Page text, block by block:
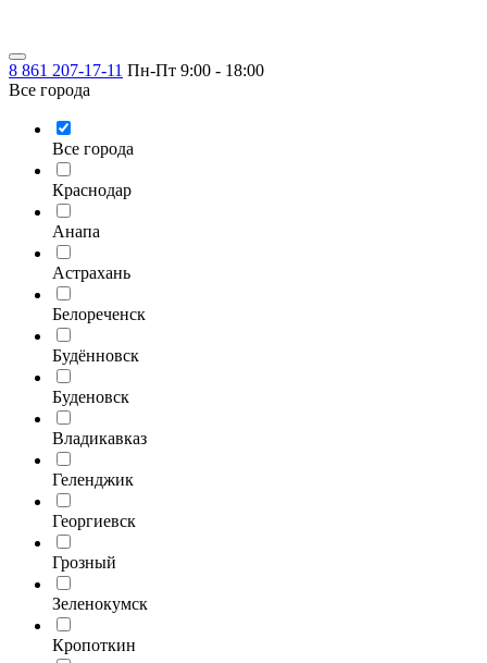
8 861 207-17-11 Пн-Пт 9:00 - 18:00
Все города
Все города
Краснодар
Анапа
Астрахань
Белореченск
Будённовск
Буденовск
Владикавказ
Геленджик
Георгиевск
Грозный
Зеленокумск
Кропоткин